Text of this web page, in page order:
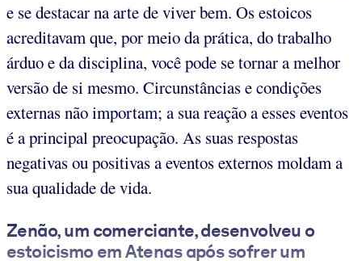
e se destacar na arte de viver bem. Os estoicos
acreditavam que, por meio da prática, do trabalho
árduo e da disciplina, você pode se tornar a melhor
versão de si mesmo. Circunstâncias e condições
externas não importam; a sua reação a esses eventos
é a principal preocupação. As suas respostas
negativas ou positivas a eventos externos moldam a
sua qualidade de vida.
Zenão, um comerciante, desenvolveu o
estoicismo em Atenas após sofrer um